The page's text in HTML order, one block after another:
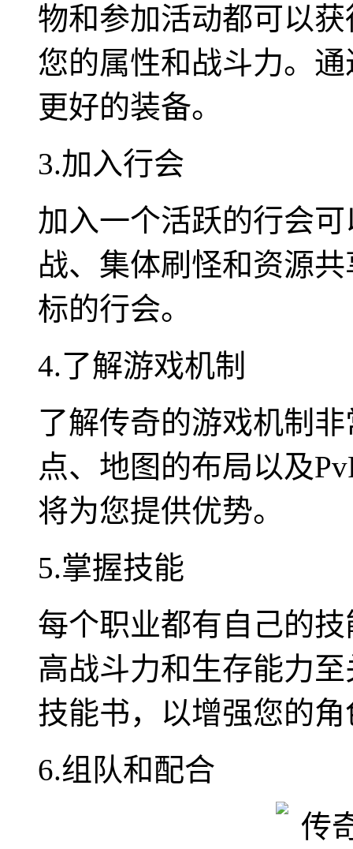
物和参加活动都可以
您的属性和战斗力。
更好的装备。
3.加入行会
加入一个活跃的行会
战、集体刷怪和资源
标的行会。
4.了解游戏机制
了解传奇的游戏机制
点、地图的布局以及
将为您提供优势。
5.掌握技能
每个职业都有自己的
高战斗力和生存能力
技能书，以增强您的角
6.组队和配合